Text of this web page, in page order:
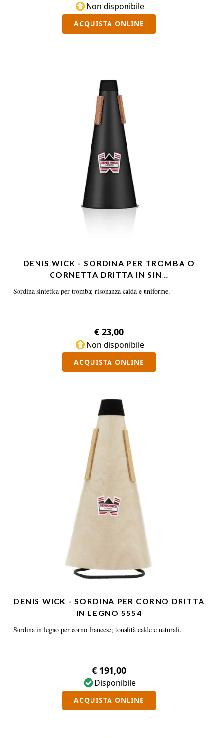
Non disponibile
ACQUISTA ONLINE
DENIS WICK - SORDINA PER TROMBA O
CORNETTA DRITTA IN SIN…
Sordina sintetica per tromba; risonanza calda e uniforme.
€ 23,00
Non disponibile
ACQUISTA ONLINE
DENIS WICK - SORDINA PER CORNO DRITTA
IN LEGNO 5554
Sordina in legno per corno francese; tonalità calde e naturali.
€ 191,00
Disponibile
ACQUISTA ONLINE